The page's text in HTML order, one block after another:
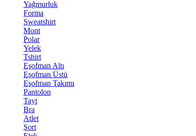
Yağmurluk
Forma
Sweatshirt
Mont
Polar
Yelek
Tshirt
Eşofman Altı
Eşofman Üstü
Eşofman Takımı
Pantolon
Tayt
Bra
Atlet
Şort